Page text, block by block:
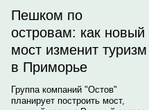
Пешком по
островам: как новый
мост изменит туризм
в Приморье
Группа компаний "Остов"
планирует построить мост,